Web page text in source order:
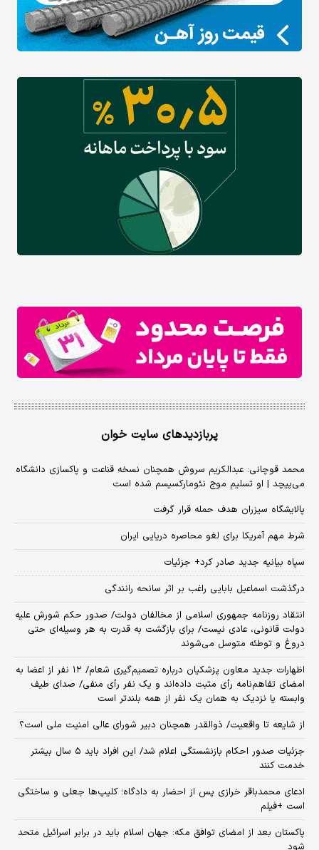
پربازدیدهای سایت خوان
محمد قوچانی: عبدالکریم سروش همچنان نسخه قناعت و پاکسازی دانشگاه
می‌پیچد | او تسلیم موج نئومارکسیسم شده است
پالایشگاه سیزران هدف حمله قرار گرفت
شرط مهم آمریکا برای لغو محاصره دریایی ایران
سپاه بیانیه جدید صادر کرد+ جزئیات
درگذشت اسماعیل بابایی راغب بر اثر سانحه رانندگی
انتقاد روزنامه جمهوری اسلامی از مخالفان دولت/ صدور حکم شورش علیه
دولت قانونی، عادی نیست/ برای بازگشت به قدرت به هر وسیله‌ای حتی
دروغ و توطئه متوسل می‌شوند
اظهارات جدید معاون پزشکیان درباره تصمیم‌گیری شعام/ ۱۲ نفر از اعضا به
امضای تفاهم‌نامه رأی مثبت داده‌اند و یک نفر رأی منفی/ صدای طیف
وابسته یا نزدیک به همان یک نفر از همه بلندتر است
از شایعه تا واقعیت/ ذوالقدر همچنان دبیر شورای ‌عالی امنیت ملی است؟
جزئیات صدور احکام بازنشستگی اعلام شد/ این افراد باید ۵ سال بیشتر
خدمت کنند
ادعای محمدباقر خرازی پس از احضار به دادگاه؛ کلیپ‌ها جعلی و ساختگی
است +فیلم
پاکستان بعد از امضای توافق مکه: جهان اسلام باید در برابر اسرائیل متحد